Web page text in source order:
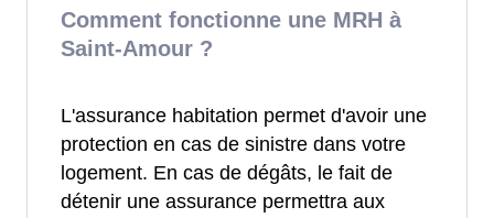
Comment fonctionne une MRH à
Saint-Amour ?
L'assurance habitation permet d'avoir une
protection en cas de sinistre dans votre
logement. En cas de dégâts, le fait de
détenir une assurance permettra aux